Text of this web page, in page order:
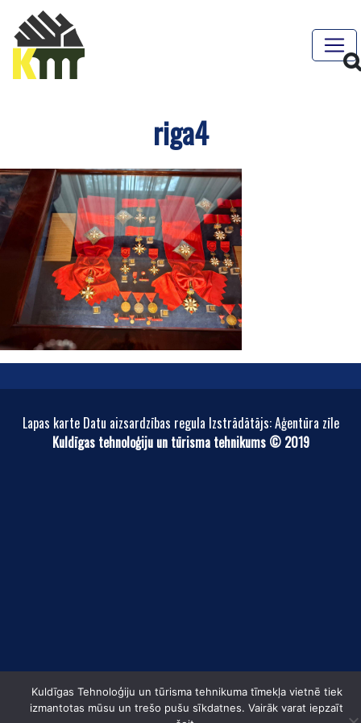
riga4
Lapas karte Datu aizsardzības regula Izstrādātājs: Aģentūra zīle
Kuldīgas tehnoloģiju un tūrisma tehnikums © 2019
Kuldīgas Tehnoloģiju un tūrisma tehnikuma tīmekļa vietnē tiek
izmantotas mūsu un trešo pušu sīkdatnes. Vairāk varat iepzaīt